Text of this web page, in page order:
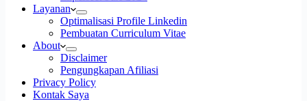
Layanan
Optimalisasi Profile Linkedin
Pembuatan Curriculum Vitae
About
Disclaimer
Pengungkapan Afiliasi
Privacy Policy
Kontak Saya